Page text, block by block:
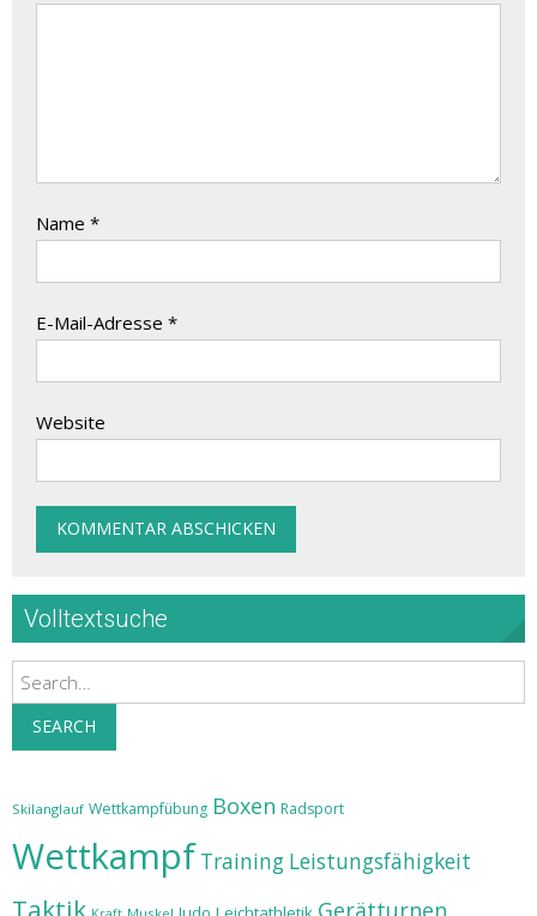
Name *
E-Mail-Adresse *
Website
Volltextsuche
Search
SEARCH
Skilanglauf Wettkampfübung Boxen Radsport
Wettkampf Training Leistungsfähigkeit
Taktik Gerätturnen